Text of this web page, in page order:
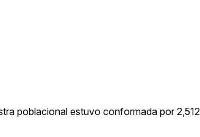
poblacional estuvo conformada por 2,512